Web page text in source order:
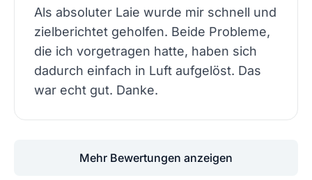
Als absoluter Laie wurde mir schnell und
zielberichtet geholfen. Beide Probleme,
die ich vorgetragen hatte, haben sich
dadurch einfach in Luft aufgelöst. Das
war echt gut. Danke.
Mehr Bewertungen anzeigen